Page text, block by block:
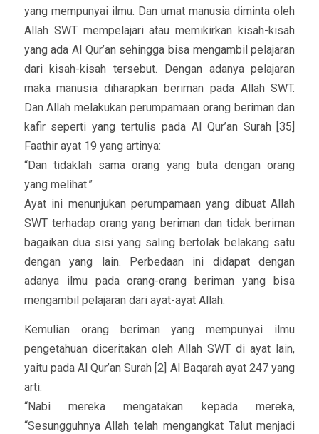
yang mempunyai ilmu. Dan umat manusia diminta oleh
Allah SWT mempelajari atau memikirkan kisah-kisah
yang ada Al Qur’an sehingga bisa mengambil pelajaran
dari kisah-kisah tersebut. Dengan adanya pelajaran
maka manusia diharapkan beriman pada Allah SWT.
Dan Allah melakukan perumpamaan orang beriman dan
kafir seperti yang tertulis pada Al Qur’an Surah [35]
Faathir ayat 19 yang artinya:
“Dan tidaklah sama orang yang buta dengan orang
yang melihat.”
Ayat ini menunjukan perumpamaan yang dibuat Allah
SWT terhadap orang yang beriman dan tidak beriman
bagaikan dua sisi yang saling bertolak belakang satu
dengan yang lain. Perbedaan ini didapat dengan
adanya ilmu pada orang-orang beriman yang bisa
mengambil pelajaran dari ayat-ayat Allah.
Kemulian orang beriman yang mempunyai ilmu
pengetahuan diceritakan oleh Allah SWT di ayat lain,
yaitu pada Al Qur’an Surah [2] Al Baqarah ayat 247 yang
arti:
“Nabi mereka mengatakan kepada mereka,
“Sesungguhnya Allah telah mengangkat Talut menjadi